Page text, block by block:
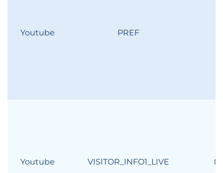
Youtube PREF
Youtube VISITOR_INFO1_LIVE 8